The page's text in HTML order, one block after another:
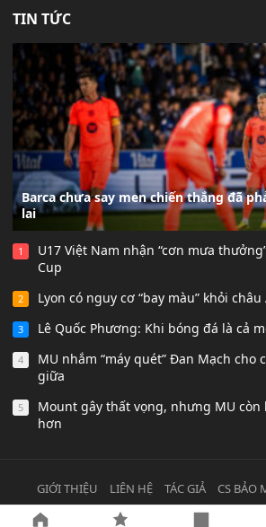
TIN TỨC
Barca chưa say men chiến thắng đã
lai
1
U17 Việt Nam nhận “cơn mưa
Cup
2 Lyon có nguy cơ “bay màu” khỏi
3 Lê Quốc Phương: Khi bóng đá là cả
4
MU nhắm “máy quét” Đan Mạch cho
giữa
5
Mount gây thất vọng, nhưng MU
hơn
GIỚI THIỆU LIÊN HỆ TÁC GIẢ CS BẢO
© 2021
All ights